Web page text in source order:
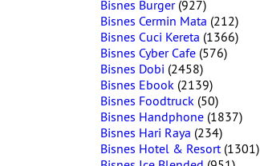
Bisnes Burger(927)
Bisnes Cermin Mata (212)
Bisnes Cuci Kereta (1366)
Bisnes Cyber Cafe (576)
Bisnes Dobi (2458)
Bisnes Ebook (2139)
Bisnes Foodtruck (50)
Bisnes Handphone (1837)
Bisnes Hari Raya (234)
Bisnes Hotel & Resort(1301)